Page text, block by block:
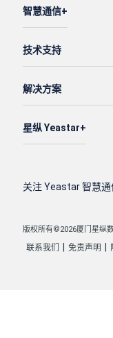
智慧通信
技术支持
解决方案
星纵 Yeastar
关注 Yeastar 智慧通
版权所有©2026厦门星纵
联系我们 免责声明